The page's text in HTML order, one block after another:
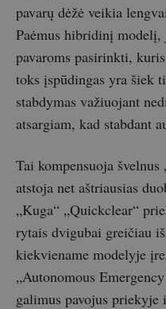
pavarų dėžė veikia
Paėmus hibridinį
pavaroms pasirinkti,
toks įspūdingas yra šiek
stabdymas važiuojant
atsargiam, kad stabdant
Tai kompensuoja
atstoja net aštriausias
„Kuga“ „Quickclear“
rytais dvigubai greičiau
kiekviename modelyje
„Autonomous
galimus pavojus